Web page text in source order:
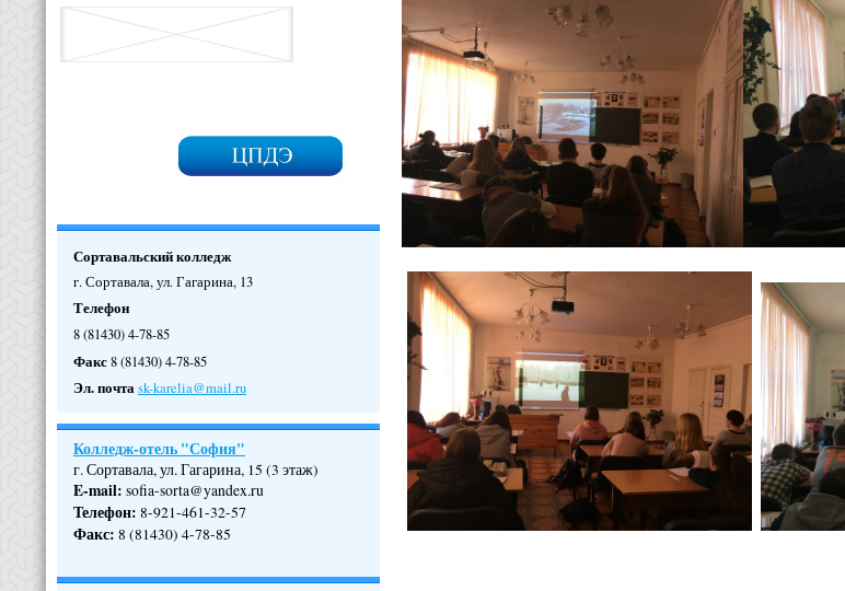
Сортавальский колледж
г. Сортавала, ул. Гагарина, 13
Телефон
8 (81430) 4-78-85
Факс8 (81430) 4-78-85
Эл. почтаsk-karelia@mail.ru
Колледж-отель "София"
г. Сортавала, ул. Гагарина, 15 (3 этаж)
E-mail: sofia-sorta@yandex.ru
Телефон: 8-921-461-32-57
Факс: 8 (81430) 4-78-85